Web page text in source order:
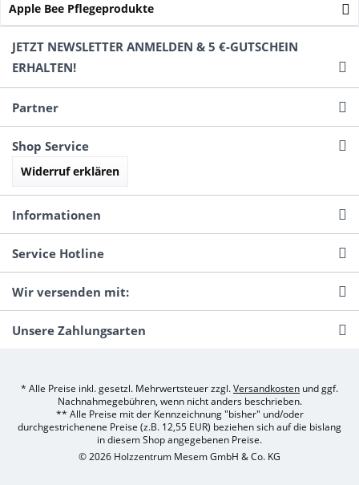
Apple Bee Pflegeprodukte
JETZT NEWSLETTER ANMELDEN & 5 €-GUTSCHEIN
ERHALTEN!
Partner
Shop Service
Widerruf erklären
Informationen
Service Hotline
Wir versenden mit:
Unsere Zahlungsarten
* Alle Preise inkl. gesetzl. Mehrwertsteuer zzgl.Versandkosten und ggf.
Nachnahmegebühren, wenn nicht anders beschrieben.
** Alle Preise mit der Kennzeichnung "bisher" und/oder
durchgestrichenene Preise (z.B. 12,55 EUR) beziehen sich auf die bislang
in diesem Shop angegebenen Preise.
© 2026 Holzzentrum Mesem GmbH & Co. KG